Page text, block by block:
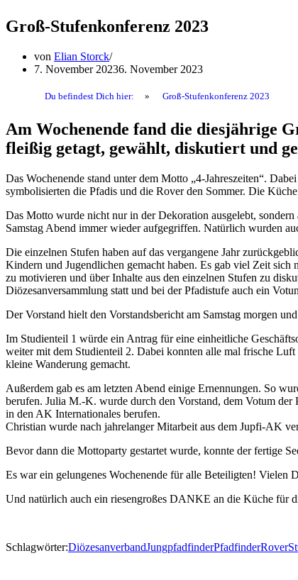
Groß-Stufenkonferenz 2023
von Elian Storck
7. November 20236. November 2023
Du befindest Dich hier: » Groß-Stufenkonferenz 2023
Am Wochenende fand die diesjährige
fleißig getagt, gewählt, diskutiert und
Das Wochenende stand unter dem Motto „4-Jahreszeiten“.
symbolisierten die Pfadis und die Rover den Sommer. Die
Das Motto wurde nicht nur in der Dekoration ausgelebt,
Samstag Abend immer wieder aufgegriffen. Natürlich wurden
Die einzelnen Stufen haben auf das vergangene Jahr
Kindern und Jugendlichen gemacht haben. Es gab viel Zeit sich
zu motivieren und über Inhalte aus den einzelnen Stufen zu
Diözesanversammlung statt und bei der Pfadistufe auch ein
Der Vorstand hielt den Vorstandsbericht am Samstag morgen
Im Studienteil 1 würde ein Antrag für eine einheitliche
weiter mit dem Studienteil 2. Dabei konnten alle mal frische
kleine Wanderung gemacht.
Außerdem gab es am letzten Abend einige Ernennungen. So
berufen. Julia M.-K. wurde durch den Vorstand, dem Votum
in den AK Internationales berufen.
Christian wurde nach jahrelanger Mitarbeit aus dem Jupfi-AK
Bevor dann die Mottoparty gestartet wurde, konnte der fertige
Es war ein gelungenes Wochenende für alle Beteiligten! Vielen
Und natürlich auch ein riesengroßes DANKE an die Küche für
Schlagwörter:DiözesanverbandJungpfadfinderPfadfinderRover